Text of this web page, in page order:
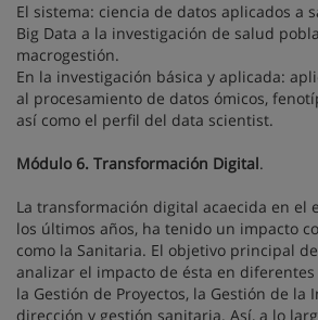
El sistema: ciencia de datos aplicados a
Big Data a la investigación de salud
macrogestión.
En la investigación básica y aplicada:
al procesamiento de datos ómicos,
así como el perfil del data scientist.
Módulo 6. Transformación Digital.
La transformación digital acaecida en el
los últimos años, ha tenido un impacto
como la Sanitaria. El objetivo principal
analizar el impacto de ésta en
la Gestión de Proyectos, la Gestión de la
dirección y gestión sanitaria. Así, a lo